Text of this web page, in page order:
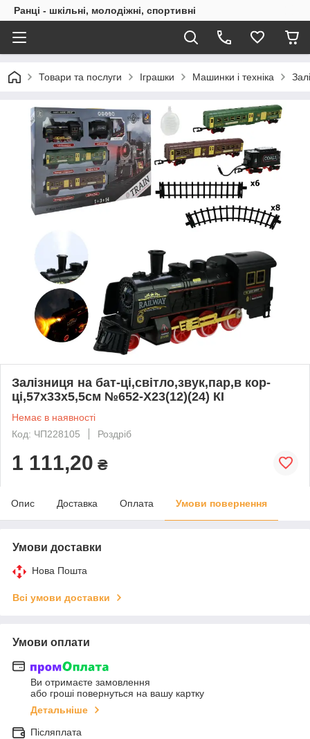
Ранці - шкільні, молодіжні, спортивні
Товари та послуги Іграшки Машинки і техніка
Залізниця на бат-ці,світло,звук,пар,в кор-
ці,57х33х5,5см №652-Х23(12)(24) КІ
Немає в наявності
Код: ЧП228105
Роздріб
1 111,20 ₴
Опис Доставка Оплата Умови повернення
Умови доставки
Нова Пошта
Всі умови доставки
Умови оплати
Ви отримаєте замовлення
або гроші повернуться на вашу картку
Детальніше
Післяплата